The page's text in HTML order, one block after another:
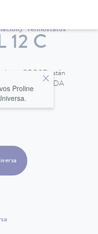
Termostatos
12 C
hasta 300 °C están
de LAUDA
Proline